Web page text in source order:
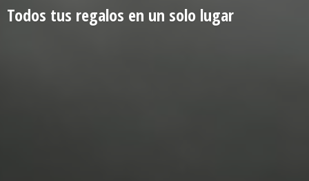
Todos tus regalos en un solo lugar